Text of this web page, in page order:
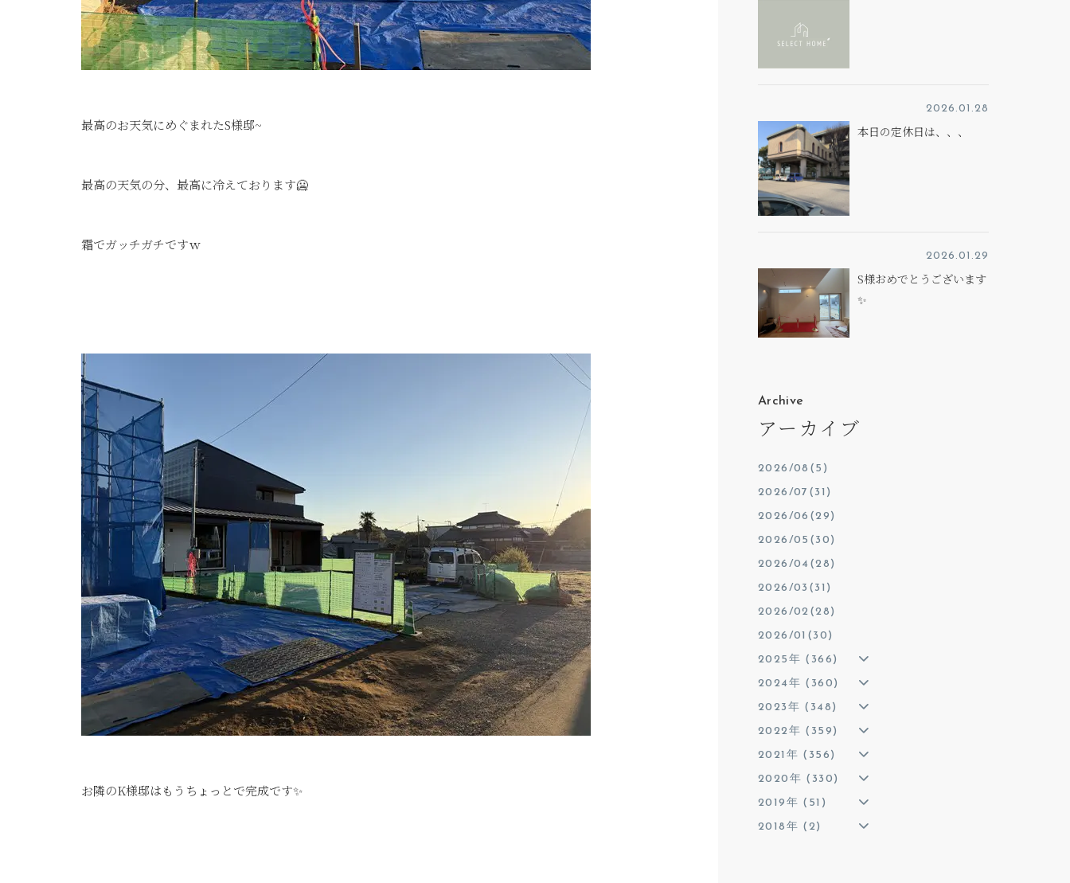
最高のお天気にめぐまれたS様邸~
最高の天気の分、最高に冷えております🥶
霜でガッチガチですｗ
お隣のK様邸はもうちょっとで完成です✨
2026.01.28
本日の定休日は、、、
2026.01.29
S様おめでとうございます
✨
Archive
アーカイブ
2026/08(5)
2026/07(31)
2026/06(29)
2026/05(30)
2026/04(28)
2026/03(31)
2026/02(28)
2026/01(30)
2025年 (366)
2024年 (360)
2023年 (348)
2022年 (359)
2021年 (356)
2020年 (330)
2019年 (51)
2018年 (2)